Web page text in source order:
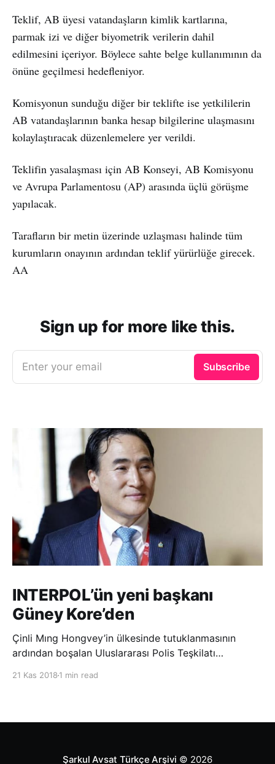
Teklif, AB üyesi vatandaşların kimlik kartlarına,
parmak izi ve diğer biyometrik verilerin dahil
edilmesini içeriyor. Böylece sahte belge kullanımının da
önüne geçilmesi hedefleniyor.
Komisyonun sunduğu diğer bir teklifte ise yetkililerin
AB vatandaşlarının banka hesap bilgilerine ulaşmasını
kolaylaştıracak düzenlemelere yer verildi.
Teklifin yasalaşması için AB Konseyi, AB Komisyonu
ve Avrupa Parlamentosu (AP) arasında üçlü görüşme
yapılacak.
Tarafların bir metin üzerinde uzlaşması halinde tüm
kurumların onayının ardından teklif yürürlüğe girecek.
AA
Sign up for more like this.
Enter your email Subscribe
INTERPOL’ün yeni başkanı
Güney Kore’den
Çinli Mıng Hongvey’in ülkesinde tutuklanmasının
ardından boşalan Uluslararası Polis Teşkilatı
21 Kas 2018 1 min read
Şarkul Avsat Türkçe Arşivi © 2026